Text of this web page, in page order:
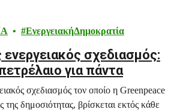
ΕνεργειακήΔημοκρατία
σχεδιασμός:
για πάντα
σχεδιασμός τον οποίο η Greenpeace
δημοσιότητας, βρίσκεται εκτός κάθε